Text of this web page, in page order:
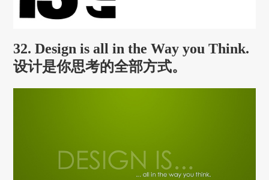
32. Design is all in the Way you Think.
设计是你思考的全部方式。